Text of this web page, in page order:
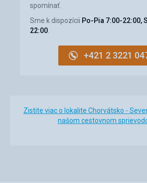
spomínať.
Sme k dispozícii Po-Pia 7:00-22:00,
22:00
+421 2 3221
Zistite viac o lokalite Chorvátsko -
našom cestovnom